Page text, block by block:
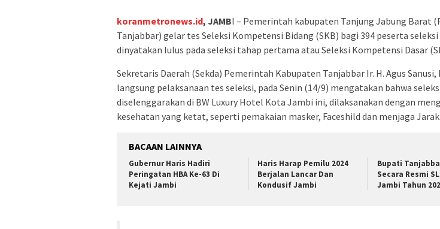
koranmetronews.id, JAMBI – Pemerintah kabupaten Tanjung Jabung Barat
Tanjabbar) gelar tes Seleksi Kompetensi Bidang (SKB) bagi 394 peserta seleksi
dinyatakan lulus pada seleksi tahap pertama atau Seleksi Kompetensi Dasar
Sekretaris Daerah (Sekda) Pemerintah Kabupaten Tanjabbar Ir. H. Agus Sanusi,
langsung pelaksanaan tes seleksi, pada Senin (14/9) mengatakan bahwa
diselenggarakan di BW Luxury Hotel Kota Jambi ini, dilaksanakan dengan
kesehatan yang ketat, seperti pemakaian masker, Faceshild dan menjaga Jarak.
BACAAN LAINNYA
Gubernur Haris Hadiri
Peringatan HBA Ke-63 Di
Kejati Jambi
Haris Harap Pemilu 2024
Berjalan Lancar Dan
Kondusif Jambi
Bupati
Secara Resmi
Jambi Tahun